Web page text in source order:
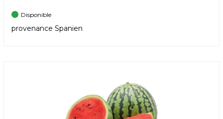
Disponible
provenance Spanien